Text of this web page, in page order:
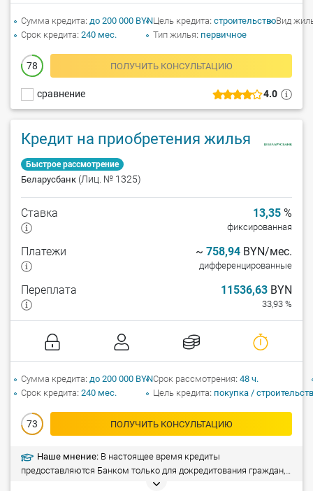
4.0
сравнение
78 ПОЛУЧИТЬ КОНСУЛЬТАЦИЮ
Сумма кредита до 200 000 BYN
Срок кредита 240 мес.
Цель кредита строительство
Тип жилья первичное
Вид
Кредит на приобретения жилья
Быстрое рассмотрение
Беларусбанк (Лиц. № 1325)
Ставка 13,35 %
фиксированная
Платежи ~ 758,94 BYN/мес.
дифференцированные
Переплата 11536,63 BYN
33,93 %
73 ПОЛУЧИТЬ КОНСУЛЬТАЦИЮ
Сумма кредита до 200 000 BYN
Срок кредита 240 мес.
Срок рассмотрения 48 ч.
Цель кредита покупка /
Наше мнение: В настоящее время кредиты
предоставляются Банком только для докредитования граждан,
заключивших кредитные договоры на строительство